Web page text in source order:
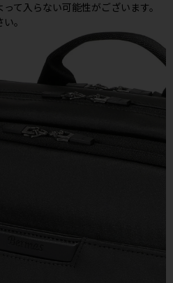
て入らない可能性がございます。
。